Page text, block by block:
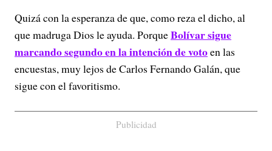
Quizá con la esperanza de que, como reza el dicho, al
que madruga Dios le ayuda. PorqueBolívar sigue
marcando segundo en la intención de votoen las
encuestas, muy lejos de Carlos Fernando Galán, que
sigue con el favoritismo.
Publicidad